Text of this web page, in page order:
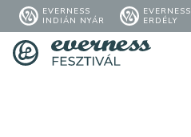
EVERNESS
INDIÁN NYÁR
EVERNESS
ERDÉLY